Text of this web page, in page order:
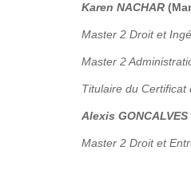
Karen NACHAR
Master 2 Droit et
Master 2
Titulaire du
Alexis GONCALVES
Master 2 Droit et